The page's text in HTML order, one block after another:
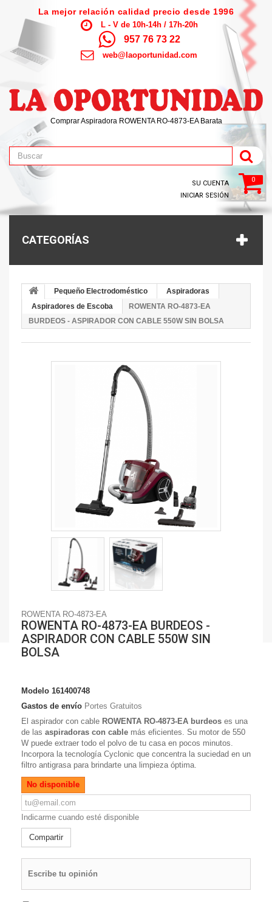
La mejor relación calidad precio desde 1996
L - V de 10h-14h / 17h-20h
957 76 73 22
web@laoportunidad.com
Comprar Aspiradora ROWENTA RO-4873-EA Barata
0
SU CUENTA
INICIAR SESIÓN
CATEGORÍAS
Pequeño Electrodoméstico
Aspiradoras
Aspiradores de Escoba
ROWENTA RO-4873-EA
BURDEOS - ASPIRADOR CON CABLE 550W SIN BOLSA
ROWENTA RO-4873-EA
ROWENTA RO-4873-EA BURDEOS -
ASPIRADOR CON CABLE 550W SIN
BOLSA
Modelo 161400748
Gastos de envío Portes Gratuitos
El aspirador con cable ROWENTA RO-4873-EA burdeos es una
de las aspiradoras con cable más eficientes. Su motor de 550
W puede extraer todo el polvo de tu casa en pocos minutos.
Incorpora la tecnología Cyclonic que concentra la suciedad en un
filtro antigrasa para brindarte una limpieza óptima.
No disponible
Indicarme cuando esté disponible
Compartir
Escribe tu opinión